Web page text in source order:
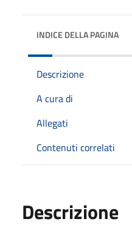
INDICE DELLA PAGINA
Descrizione
A cura di
Allegati
Contenuti correlati
Descrizione